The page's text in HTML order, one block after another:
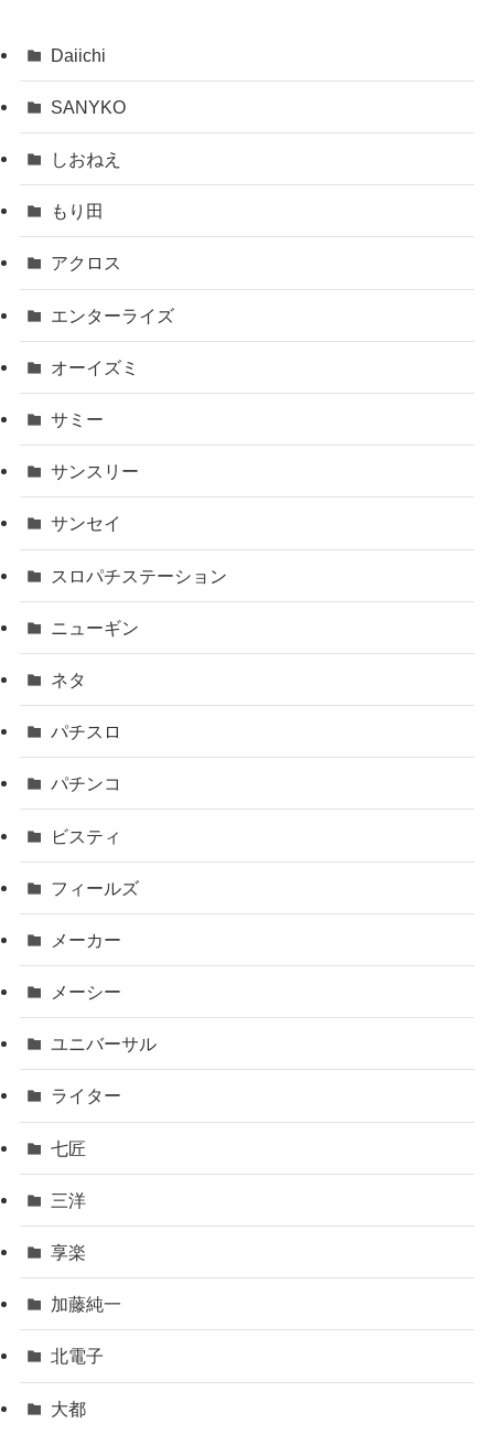
Daiichi
SANYKO
しおねえ
もり田
アクロス
エンターライズ
オーイズミ
サミー
サンスリー
サンセイ
スロパチステーション
ニューギン
ネタ
パチスロ
パチンコ
ビスティ
フィールズ
メーカー
メーシー
ユニバーサル
ライター
七匠
三洋
享楽
加藤純一
北電子
大都